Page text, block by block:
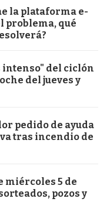
la plataforma e-
problema, qué
intenso" del ciclón
del jueves y
pedido de ayuda
tras incendio de
miércoles 5 de
pozos y